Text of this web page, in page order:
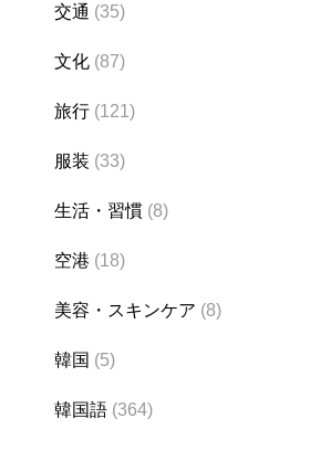
交通 (35)
文化 (87)
旅行 (121)
服装 (33)
生活・習慣 (8)
空港 (18)
美容・スキンケア (8)
韓国 (5)
韓国語 (364)